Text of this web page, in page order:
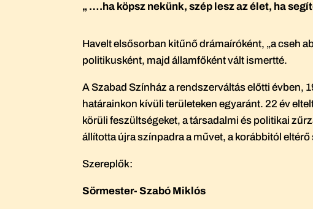
„ ….ha köpsz nekünk, szép lesz az élet, ha
Havelt elsősorban kitűnő drámaíróként, „a cseh
politikusként, majd államfőként vált ismertté.
A Szabad Színház a rendszerváltás előtti évben,
határainkon kívüli területeken egyaránt. 22 év
körüli feszültségeket, a társadalmi és politikai
állította újra színpadra a művet, a korábbitól
Szereplők:
Sörmester- Szabó Miklós